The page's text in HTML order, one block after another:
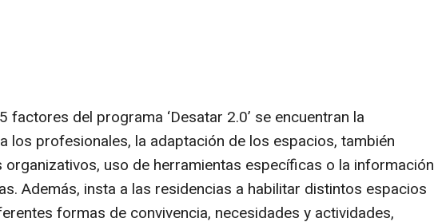
factores del programa ‘Desatar 2.0’ se encuentran la
los profesionales, la adaptación de los espacios, también
organizativos, uso de herramientas específicas o la información
Además, insta a las residencias a habilitar distintos espacios
formas de convivencia, necesidades y actividades,